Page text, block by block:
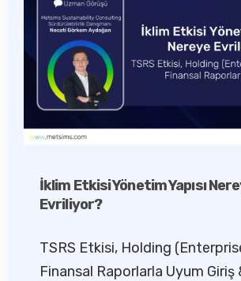
İklim Etkisi Yönetim Yapısı
Evriliyor?
TSRS Etkisi, Holding
Finansal Raporlarla Uyum